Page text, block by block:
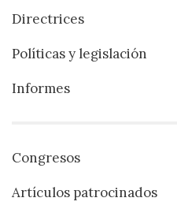
Directrices
Políticas y legislación
Informes
Congresos
Artículos patrocinados